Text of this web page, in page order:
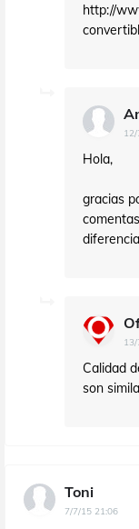
http://
Hola,
gracias
Calidad
son
Toni
7/7/15 21:06